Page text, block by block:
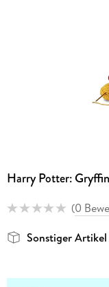
Harry Potter:
(0
Sonstiger Artikel